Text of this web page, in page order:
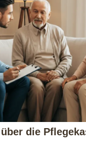
die